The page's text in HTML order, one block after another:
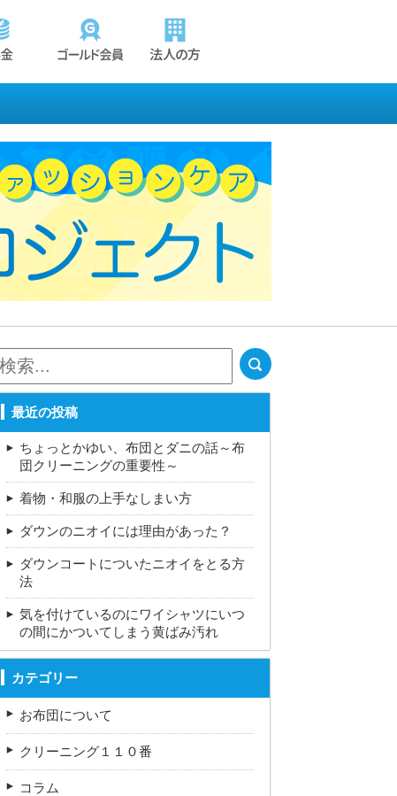
最近の投稿
ちょっとかゆい、布団とダニの話～布
団クリーニングの重要性～
着物・和服の上手なしまい方
ダウンのニオイには理由があった？
ダウンコートについたニオイをとる方
法
気を付けているのにワイシャツにいつ
の間にかついてしまう黄ばみ汚れ
カテゴリー
お布団について
クリーニング１１０番
コラム